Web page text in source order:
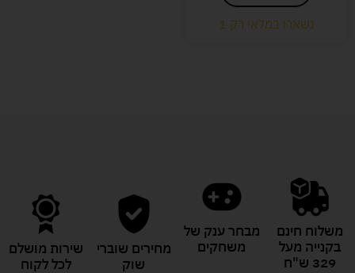
נשארו במלאי רק 1
משלוח חינם
בקנייה מעל
329 ש"ח
מבחר ענק של
משחקים
מחירים שוברי
שוק
שירות מושלם
לכל לקוח